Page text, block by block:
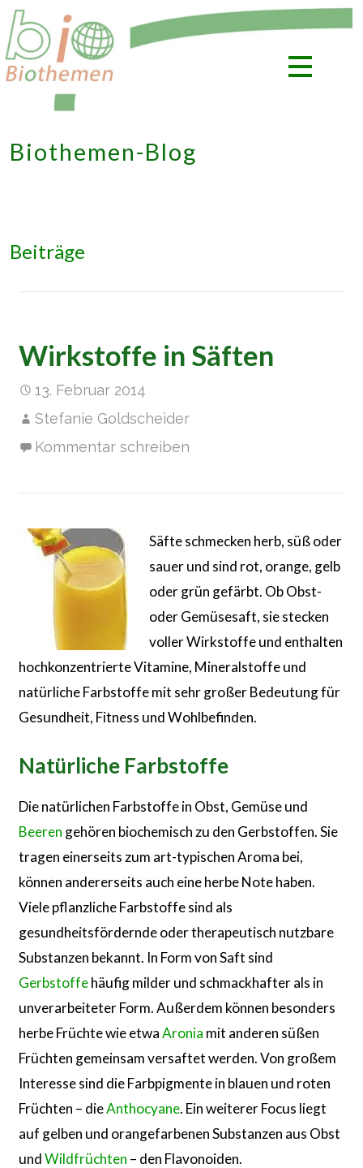
Zum
Inhalt
springen
Biothemen-Blog
Beiträge
Wirkstoffe in Säften
13. Februar 2014
Stefanie Goldscheider
Kommentar schreiben
Säfte schmecken herb, süß oder
sauer und sind rot, orange, gelb
oder grün gefärbt. Ob Obst-
oder Gemüsesaft, sie stecken
voller Wirkstoffe und enthalten
hochkonzentrierte Vitamine, Mineralstoffe und
natürliche Farbstoffe mit sehr großer Bedeutung für
Gesundheit, Fitness und Wohlbefinden.
Natürliche Farbstoffe
Die natürlichen Farbstoffe in Obst, Gemüse und
Beeren gehören biochemisch zu den Gerbstoffen. Sie
tragen einerseits zum art-typischen Aroma bei,
können andererseits auch eine herbe Note haben.
Viele pflanzliche Farbstoffe sind als
gesundheitsfördernde oder therapeutisch nutzbare
Substanzen bekannt. In Form von Saft sind
Gerbstoffehäufig milder und schmackhafter als in
unverarbeiteter Form. Außerdem können besonders
herbe Früchte wie etwaAronia mit anderen süßen
Früchten gemeinsam versaftet werden. Von großem
Interesse sind die Farbpigmente in blauen und roten
Früchten – dieAnthocyane. Ein weiterer Focus liegt
auf gelben und orangefarbenen Substanzen aus Obst
undWildfrüchten – den Flavonoiden.